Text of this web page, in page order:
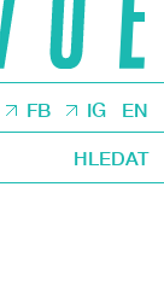
FB IG EN
HLEDAT